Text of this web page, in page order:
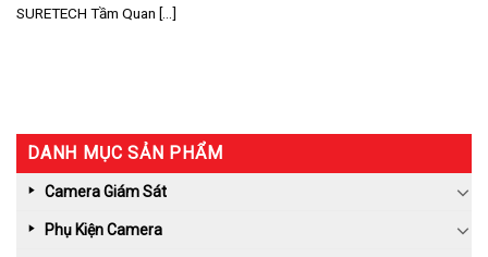
SURETECH Tầm Quan [...]
DANH MỤC SẢN PHẨM
Camera Giám Sát
Phụ Kiện Camera